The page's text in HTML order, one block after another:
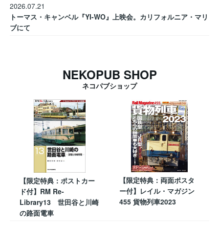
2026.07.21
トーマス・キャンベル『YI-WO』上映会。カリフォルニア・マリ
ブにて
NEKOPUB SHOP
ネコパブショップ
【限定特典：ポストカー
ド付】RM Re-
Library13 世田谷と川崎
の路面電車
【限定特典：両面ポスタ
ー付】レイル・マガジン
455 貨物列車2023